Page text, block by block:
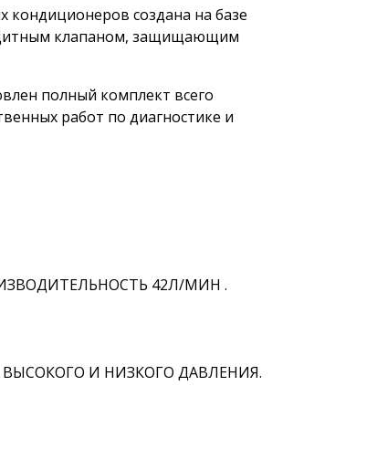
кондиционеров создана на базе
клапаном, защищающим
полный комплект всего
работ по диагностике и
42Л/МИН .
И НИЗКОГО ДАВЛЕНИЯ.